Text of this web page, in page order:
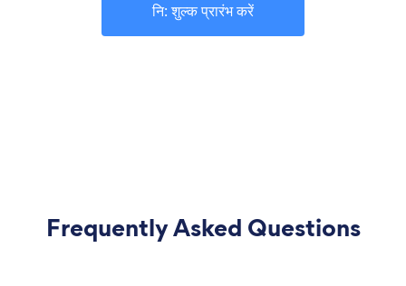
नि: शुल्क प्रारंभ करें
Frequently Asked Questions